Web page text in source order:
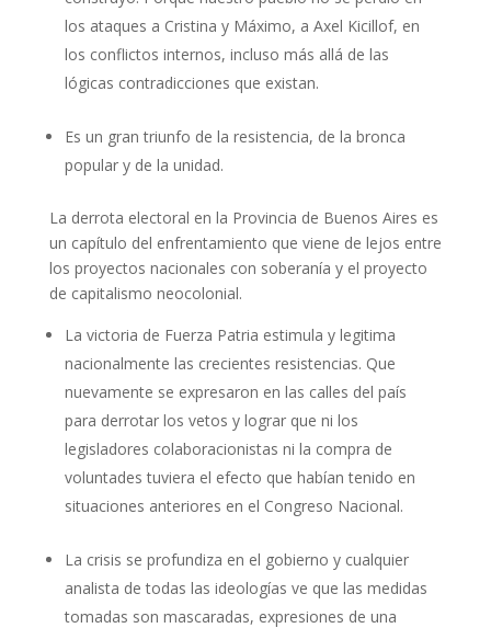
los ataques a Cristina y Máximo, a Axel Kicillof, en
los conflictos internos, incluso más allá de las
lógicas contradicciones que existan.
Es un gran triunfo de la resistencia, de la bronca
popular y de la unidad.
La derrota electoral en la Provincia de Buenos Aires es
un capítulo del enfrentamiento que viene de lejos entre
los proyectos nacionales con soberanía y el proyecto
de capitalismo neocolonial.
La victoria de Fuerza Patria estimula y legitima
nacionalmente las crecientes resistencias. Que
nuevamente se expresaron en las calles del país
para derrotar los vetos y lograr que ni los
legisladores colaboracionistas ni la compra de
voluntades tuviera el efecto que habían tenido en
situaciones anteriores en el Congreso Nacional.
La crisis se profundiza en el gobierno y cualquier
analista de todas las ideologías ve que las medidas
tomadas son mascaradas, expresiones de una